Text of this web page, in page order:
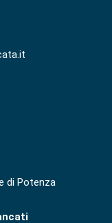
di Potenza